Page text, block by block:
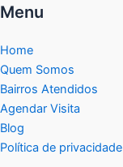
Menu
Home
Quem Somos
Bairros Atendidos
Agendar Visita
Blog
Política de privacidade